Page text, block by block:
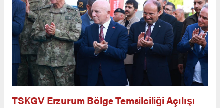
TSKGV Erzurum Bölge Temsilciliği Açılışı